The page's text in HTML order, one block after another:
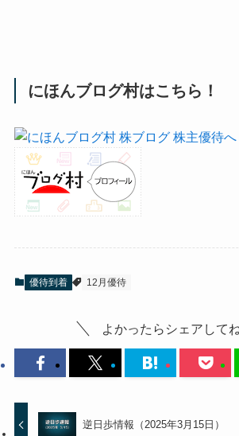
にほんブログ村はこちら！
優待到着 12月優待
よかったらシェアしてね
逆日歩情報（2025年3月15日）